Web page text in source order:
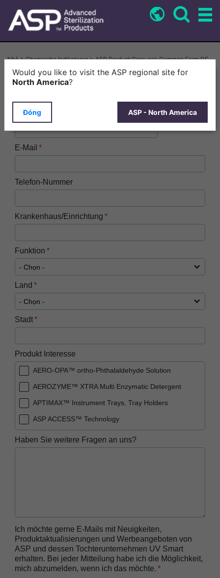
dung
Breadcrumb
Nhà Chemische Indikatoren > ASP Product Carousel: Common Form DE
Vorname
Nachname
E-Mail
Telefon-Nummer
Krankenhaus/Einrichtung
Funktion
Land
Stadt
Produkt Interesse
AERO-OPA™ ortho-Phthalaldehyde Solution
AEROZYME™ XTRA Multi Enzymatic Detergent
APTIMAX™​ Instrument Trays, Tray Holders
ASP ACCESS™​ Technology
ASP AEROFLEX™ Automatic Endoscope
Reprocessor
BIOTRACE™ Rapid Read 5 VH2O2 BI Reader
BIOTRACE™ Auto Read Mini Reader
BIOTRACE™ Auto Read Pro Reader
CIDEX™​ OPA Concentrate Solution
Haben Sie weitere Fragen an uns?
Ich möchte gerne E-Mails mit Neuigkeiten,
Produktaktualisierungen und Werbeangeboten von
ASP und dessen Tochterunternehmen UV Smart
erhalten. Bei jeder Mitteilung habe ich die Möglichkeit,
mich abzumelden, wenn ich das möchte.
Would you like to visit the ASP regional site for
North America?
Đóng ASP - North America